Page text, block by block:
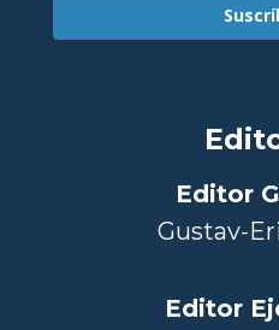
Editor
Gustav-
Editor